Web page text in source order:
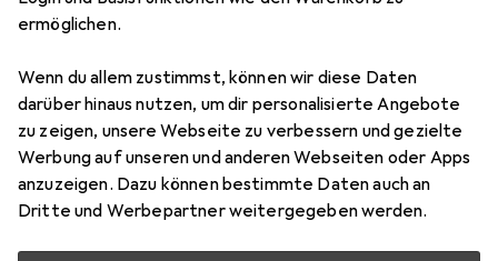
ermöglichen.
Wenn du allem zustimmst, können wir diese Daten
darüber hinaus nutzen, um dir personalisierte Angebote
zu zeigen, unsere Webseite zu verbessern und gezielte
Werbung auf unseren und anderen Webseiten oder Apps
anzuzeigen. Dazu können bestimmte Daten auch an
Dritte und Werbepartner weitergegeben werden.
43
2
Bewertungen Marke
Mehr von Red Chili
Aktuell nicht lieferbar
Benachrichtigen, wenn lieferbar